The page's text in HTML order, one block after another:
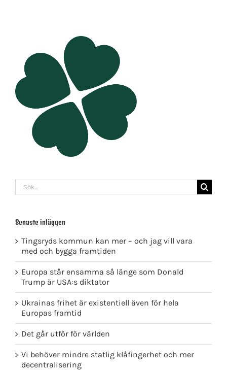
Sök
efter:
Senaste inläggen
Tingsryds kommun kan mer – och jag vill vara
med och bygga framtiden
Europa står ensamma så länge som Donald
Trump är USA:s diktator
Ukrainas frihet är existentiell även för hela
Europas framtid
Det går utför för världen
Vi behöver mindre statlig klåfingerhet och mer
decentralisering